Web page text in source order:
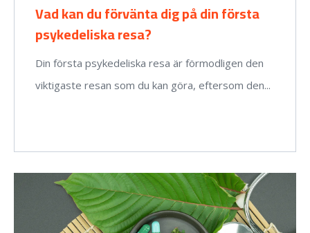
Vad kan du förvänta dig på din första
psykedeliska resa?
Din första psykedeliska resa är förmodligen den
viktigaste resan som du kan göra, eftersom den...